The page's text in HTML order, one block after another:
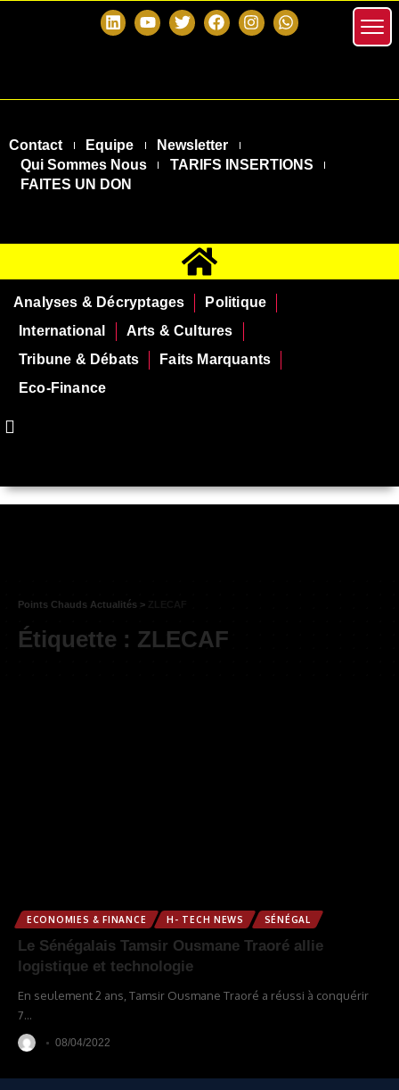
Contact Equipe
Newsletter
Qui Sommes Nous
TARIFS INSERTIONS
FAITES UN DON
Analyses & Décryptages
Politique
International
Arts & Cultures
Tribune & Débats
Faits Marquants
Eco-Finance
Points Chauds Actualités >
Étiquette : ZLECAF
ECONOMIES & FINANCE H- TECH NEWS SÉNÉGAL
Le Sénégalais Tamsir Ousmane Traoré allie
logistique et technologie
En seulement 2 ans, Tamsir Ousmane Traoré a réussi à conquérir
7…
08/04/2022